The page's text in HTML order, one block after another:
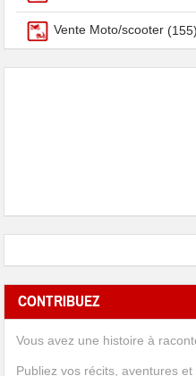
Vente Moto/scooter (155)
CONTRIBUEZ
Vous avez une histoire à
Publiez vos récits, aventures et